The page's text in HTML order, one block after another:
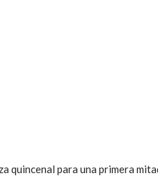
quincenal para una primera